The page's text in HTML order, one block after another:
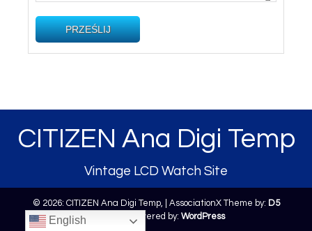
PRZEŚLIJ
CITIZEN Ana Digi Temp
Vintage LCD Watch Site
© 2026: CITIZEN Ana Digi Temp, | AssociationX Theme by: D5
| Powered by: WordPress
English